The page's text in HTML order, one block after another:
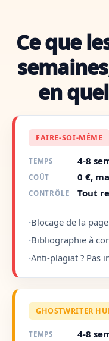
Ce que
en
FAIRE-SOI-MÊME
TEMPS 4-8
COÛT 0 €,
CONTRÔLE Tout
·Blocage de la
·Bibliographie à
·Anti-plagiat ? Pas
GHOSTWRITER
TEMPS 4-8